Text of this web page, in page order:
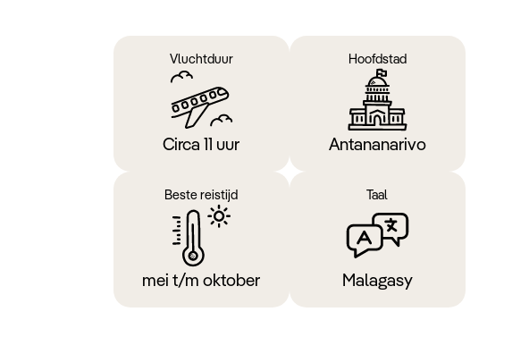
Vluchtduur
Circa 11 uur
Hoofdstad
Antananarivo
Beste reistijd
mei t/m oktober
Taal
Malagasy